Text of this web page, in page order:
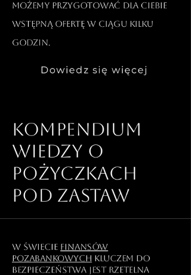
Możemy przygotować dla Ciebie
wstępną ofertę w ciągu kilku
godzin.
Dowiedz się więcej
Kompendium
wiedzy o
pożyczkach
pod zastaw
W świecie finansów
pozabankowych kluczem do
bezpieczeństwa jest rzetelna